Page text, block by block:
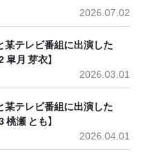
2026.07.02
テレビ番組に出演した
皐月 芽衣】
2026.03.01
テレビ番組に出演した
桃瀬 とも】
2026.04.01